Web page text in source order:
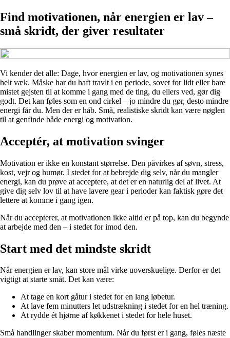
Find motivationen, når energien er lav –
små skridt, der giver resultater
Vi kender det alle: Dage, hvor energien er lav, og motivationen synes
helt væk. Måske har du haft travlt i en periode, sovet for lidt eller bare
mistet gejsten til at komme i gang med de ting, du ellers ved, gør dig
godt. Det kan føles som en ond cirkel – jo mindre du gør, desto mindre
energi får du. Men der er håb. Små, realistiske skridt kan være nøglen
til at genfinde både energi og motivation.
Acceptér, at motivation svinger
Motivation er ikke en konstant størrelse. Den påvirkes af søvn, stress,
kost, vejr og humør. I stedet for at bebrejde dig selv, når du mangler
energi, kan du prøve at acceptere, at det er en naturlig del af livet. At
give dig selv lov til at have lavere gear i perioder kan faktisk gøre det
lettere at komme i gang igen.
Når du accepterer, at motivationen ikke altid er på top, kan du begynde
at arbejde med den – i stedet for imod den.
Start med det mindste skridt
Når energien er lav, kan store mål virke uoverskuelige. Derfor er det
vigtigt at starte småt. Det kan være:
At tage en kort gåtur i stedet for en lang løbetur.
At lave fem minutters let udstrækning i stedet for en hel træning.
At rydde ét hjørne af køkkenet i stedet for hele huset.
Små handlinger skaber momentum. Når du først er i gang, føles næste